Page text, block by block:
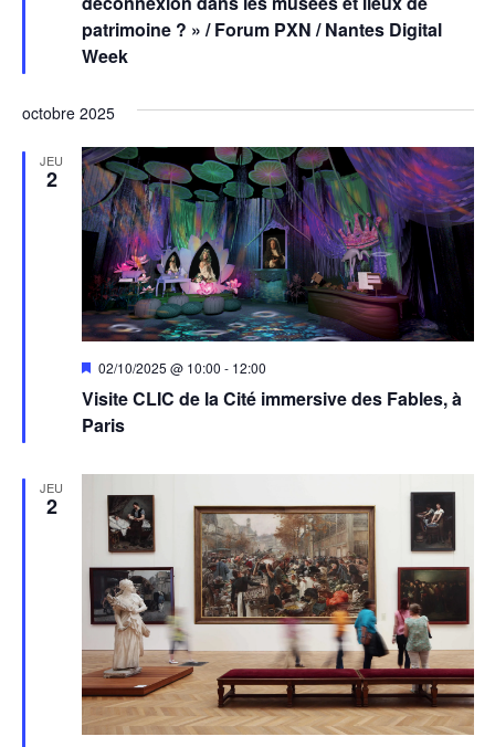
patrimoine ? » / Forum PXN / Nantes Digital
Week
octobre 2025
JEU
2
Visite CLIC de la Cité immersive des Fables, à
Paris
Mis
avant
02/10/2025 @ 10:00 - 12:00
JEU
2